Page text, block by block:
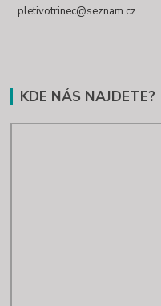
pletivotrinec@seznam.cz
KDE NÁS NAJDETE?